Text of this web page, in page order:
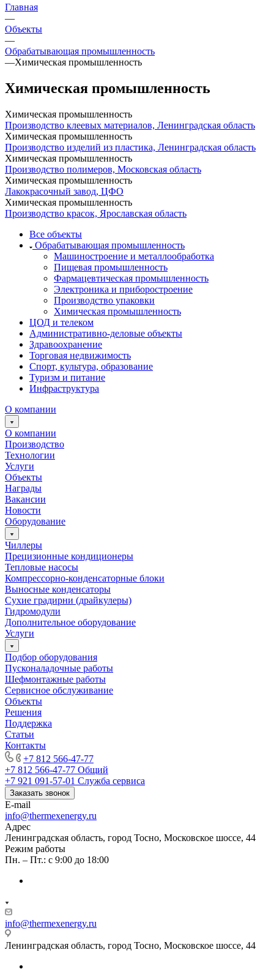
Главная
—
Объекты
—
Обрабатывающая промышленность
—Химическая промышленность
Химическая промышленность
Химическая промышленность
Производство клеевых материалов, Ленинградская область
Химическая промышленность
Производство изделий из пластика, Ленинградская область
Химическая промышленность
Производство полимеров, Московская область
Химическая промышленность
Лакокрасочный завод, ЦФО
Химическая промышленность
Производство красок, Ярославская область
Все объекты
Обрабатывающая промышленность
Машиностроение и металлообработка
Пищевая промышленность
Фармацевтическая промышленность
Электроника и приборостроение
Производство упаковки
Химическая промышленность
ЦОД и телеком
Административно-деловые объекты
Здравоохранение
Торговая недвижимость
Спорт, культура, образование
Туризм и питание
Инфраструктура
О компании
О компании
Производство
Технологии
Услуги
Объекты
Награды
Вакансии
Новости
Оборудование
Чиллеры
Прецизионные кондиционеры
Тепловые насосы
Компрессорно-конденсаторные блоки
Выносные конденсаторы
Сухие градирни (драйкулеры)
Гидромодули
Дополнительное оборудование
Услуги
Подбор оборудования
Пусконаладочные работы
Шефмонтажные работы
Сервисное обслуживание
Объекты
Решения
Поддержка
Статьи
Контакты
+7 812 566-47-77
+7 812 566-47-77 Общий
+7 921 091-57-01 Служба сервиса
Заказать звонок
E-mail
info@thermexenergy.ru
Адрес
Ленинградская область, город Тосно, Московское шоссе, 44
Режим работы
Пн. – Пт.: с 9:00 до 18:00
info@thermexenergy.ru
Ленинградская область, город Тосно, Московское шоссе, 44